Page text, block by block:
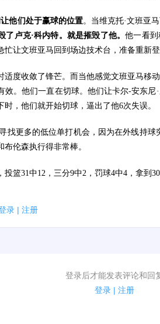
他们处于赢球的位置。当维克托·文班亚
了卢克·科内特。就是摧毁了他。他一看
让文班亚马回到场边技术台，准备重新登
适度收敛了锋芒。而当他感觉文班亚马移
效。他们一直在切球。他们让卡尔-安东
，他们就开始切球，逼出了他6次失误。
找更多的低位单打机会，因为在外线持
伦森执行得非常棒。
篮31中12，三分9中2，罚球4中4，拿到
录 | 注册
登录后才能发表评论和回
登录 | 注册
用户可以发表评论了！